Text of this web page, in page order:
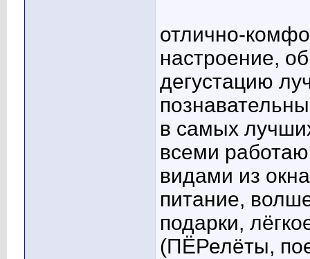
отлично-
настроение,
дегустацию
в самых
всеми
видами из
питание,
подарки,
(ПЁРелёты,